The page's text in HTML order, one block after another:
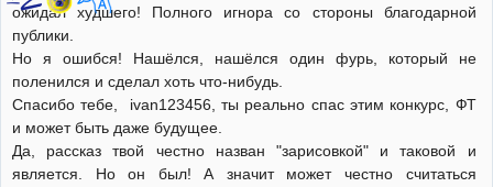
ожидал худшего! Полного игнора со стороны благодарной
публики.
Но я ошибся! Нашёлся, нашёлся один фурь, который не
поленился и сделал хоть что-нибудь.
Спасибо тебе, ivan123456, ты реально спас этим конкурс, ФТ
и может быть даже будущее.
Да, рассказ твой честно назван "зарисовкой" и таковой и
является. Но он был! А значит может честно считаться